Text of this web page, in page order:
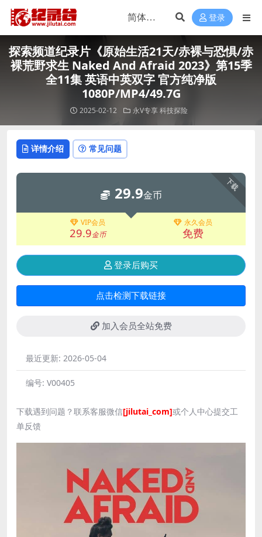
登录
探索频道纪录片《原始生活21天/赤裸与恐惧/赤
裸荒野求生 Naked And Afraid 2023》第15季
全11集 英语中英双字 官方纯净版
1080P/MP4/49.7G
2025-02-12 永V专享 科技探险
详情介绍 常见问题
下载
29.9金币
VIP会员
29.9金币
永久会员
免费
登录后购买
点击检测下载链接
加入会员全站免费
最近更新: 2026-05-04
编号: V00405
下载遇到问题？联系客服微信[jilutai_com]或个人中心提交工
单反馈